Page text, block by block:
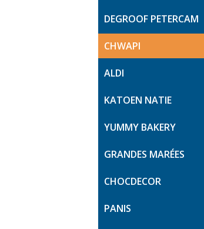
DEGROOF PETERCAM
CHWAPI
ALDI
KATOEN NATIE
YUMMY BAKERY
GRANDES MARÉES
CHOCDECOR
PANIS